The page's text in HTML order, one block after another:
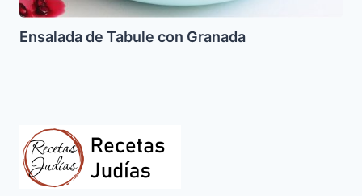
Ensalada de Tabule con Granada